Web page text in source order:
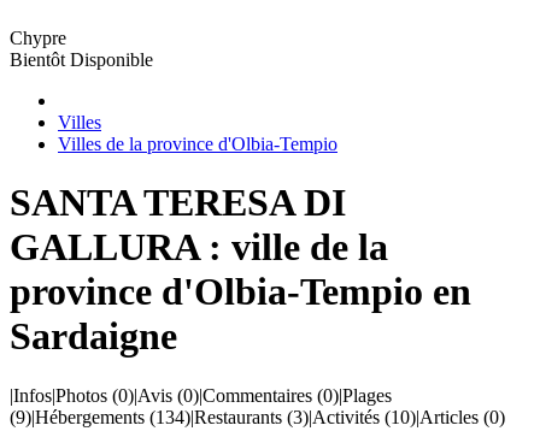
Chypre
Bientôt Disponible
Villes
Villes de la province d'Olbia-Tempio
SANTA TERESA DI
GALLURA : ville de la
province d'Olbia-Tempio en
Sardaigne
|Infos|Photos (0)|Avis (0)|Commentaires (0)|Plages
(9)|Hébergements (134)|Restaurants (3)|Activités (10)|Articles (0)